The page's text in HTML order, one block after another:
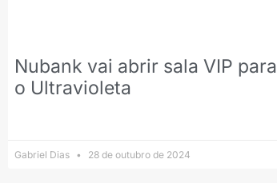
Nubank vai abrir sala VIP para
o Ultravioleta
Gabriel Dias 28 de outubro de 2024